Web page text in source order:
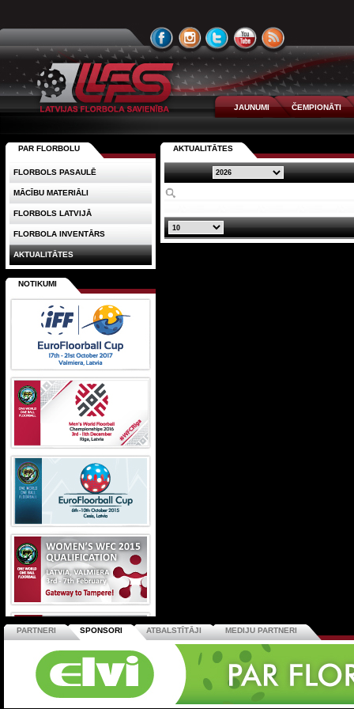
JAUNUMI ČEMPIONĀTI
AKTUALITĀTES
PAR FLORBOLU
FLORBOLS PASAULĒ
MĀCĪBU MATERIĀLI
FLORBOLS LATVIJĀ
FLORBOLA INVENTĀRS
AKTUALITĀTES
NOTIKUMI
PARTNERI SPONSORI ATBALSTĪTĀJI MEDIJU PARTNERI